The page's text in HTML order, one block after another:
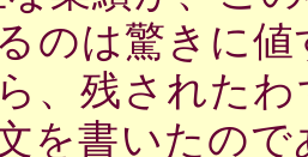
のは驚きに
、残された
を書いたの